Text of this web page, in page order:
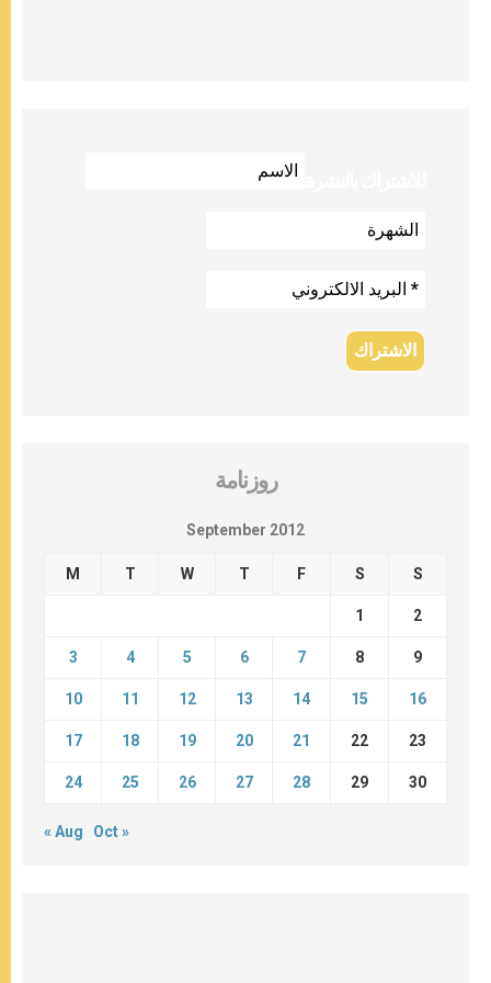
روزنامة
September 2012
M T W T F S S
1 2
3 4 5 6 7 8 9
10 11 12 13 14 15 16
17 18 19 20 21 22 23
24 25 26 27 28 29 30
« Aug Oct »